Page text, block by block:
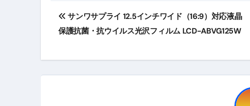
投
稿
サンワサプライ 12.5インチワイド（16:9）対応液晶
保護抗菌・抗ウイルス光沢フィルム LCD-ABVG125W